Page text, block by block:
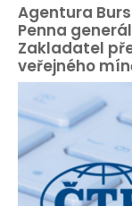
Agentura
Penna
Zakladatel
veřejného